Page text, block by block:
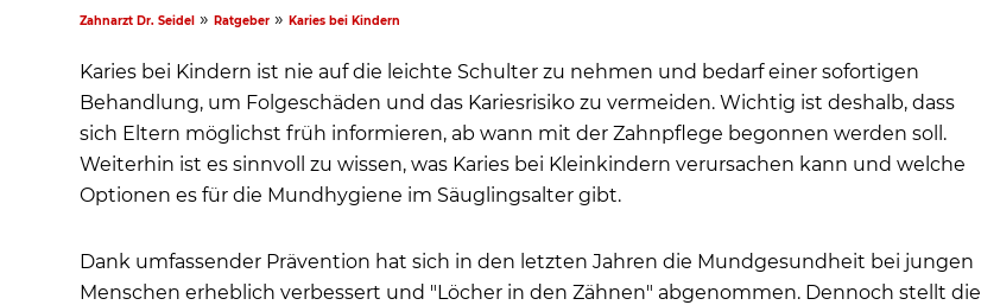
Zahnarzt Dr. Seidel »Ratgeber »Karies bei Kindern
Karies bei Kindern ist nie auf die leichte Schulter zu nehmen und bedarf einer sofortigen
Behandlung, um Folgeschäden und das Kariesrisiko zu vermeiden. Wichtig ist deshalb, dass
sich Eltern möglichst früh informieren, ab wann mit der Zahnpflege begonnen werden soll.
Weiterhin ist es sinnvoll zu wissen, was Karies bei Kleinkindern verursachen kann und welche
Optionen es für die Mundhygiene im Säuglingsalter gibt.
Dank umfassender Prävention hat sich in den letzten Jahren die Mundgesundheit bei jungen
Menschen erheblich verbessert und "Löcher in den Zähnen" abgenommen. Dennoch stellt die